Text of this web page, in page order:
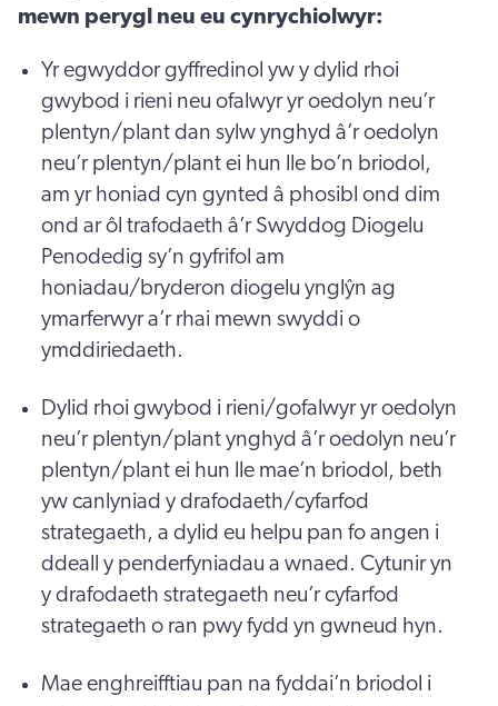
mewn perygl neu eu cynrychiolwyr:
Yr egwyddor gyffredinol yw y dylid rhoi
gwybod i rieni neu ofalwyr yr oedolyn neu’r
plentyn/plant dan sylw ynghyd â’r oedolyn
neu’r plentyn/plant ei hun lle bo’n briodol,
am yr honiad cyn gynted â phosibl ond dim
ond ar ôl trafodaeth â’r Swyddog Diogelu
Penodedig sy’n gyfrifol am
honiadau/bryderon diogelu ynglŷn ag
ymarferwyr a’r rhai mewn swyddi o
ymddiriedaeth.
Dylid rhoi gwybod i rieni/gofalwyr yr oedolyn
neu’r plentyn/plant ynghyd â’r oedolyn neu’r
plentyn/plant ei hun lle mae’n briodol, beth
yw canlyniad y drafodaeth/cyfarfod
strategaeth, a dylid eu helpu pan fo angen i
ddeall y penderfyniadau a wnaed. Cytunir yn
y drafodaeth strategaeth neu’r cyfarfod
strategaeth o ran pwy fydd yn gwneud hyn.
Mae enghreifftiau pan na fyddai’n briodol i